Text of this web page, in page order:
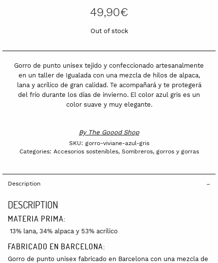
49,90€
Out of stock
Gorro de punto unisex tejido y confeccionado artesanalmente
en un taller de Igualada con una mezcla de hilos de alpaca,
lana y acrílico de gran calidad. Te acompañará y te protegerá
del frío durante los días de invierno. El color azul gris es un
color suave y muy elegante.
By The Goood Shop
SKU: gorro-viviane-azul-gris
Categories: Accesorios sostenibles, Sombreros, gorros y gorras
Description
DESCRIPTION
MATERIA PRIMA:
13% lana, 34% alpaca y 53% acrílico
FABRICADO EN BARCELONA:
Gorro de punto unisex fabricado en Barcelona con una mezcla de